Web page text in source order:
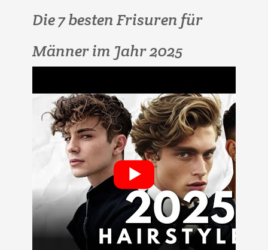
Die 7 besten Frisuren für
Männer im Jahr 2025